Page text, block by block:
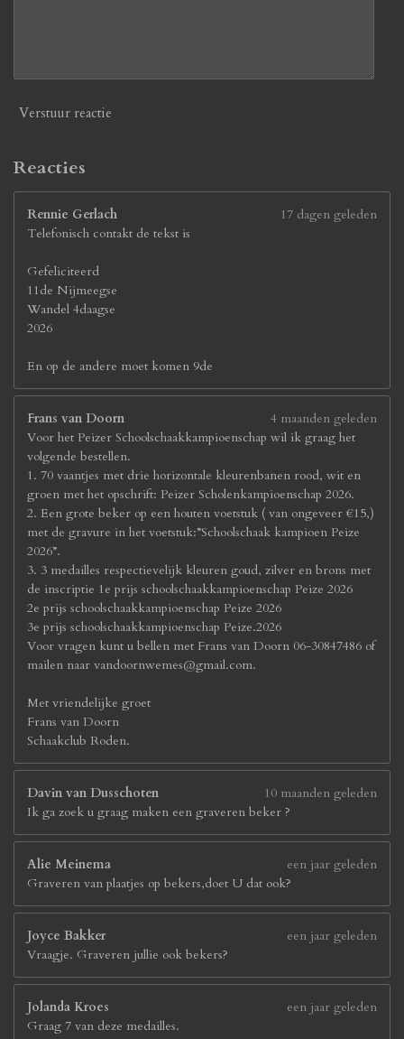
e
Verstuur reactie
Reacties
Rennie Gerlach
17 dagen geleden
Telefonisch contakt de tekst is
Gefeliciteerd
11de Nijmeegse
Wandel 4daagse
2026
En op de andere moet komen 9de
Frans van Doorn
4 maanden geleden
Voor het Peizer Schoolschaakkampioenschap wil ik graag het
volgende bestellen.
1. 70 vaantjes met drie horizontale kleurenbanen rood, wit en
groen met het opschrift: Peizer Scholenkampioenschap 2026.
2. Een grote beker op een houten voetstuk ( van ongeveer €15,)
met de gravure in het voetstuk:”Schoolschaak kampioen Peize
2026”.
3. 3 medailles respectievelijk kleuren goud, zilver en brons met
de inscriptie 1e prijs schoolschaakkampioenschap Peize 2026
2e prijs schoolschaakkampioenschap Peize 2026
3e prijs schoolschaakkampioenschap Peize.2026
Voor vragen kunt u bellen met Frans van Doorn 06-30847486 of
mailen naar vandoornwemes@gmail.com.
Met vriendelijke groet
Frans van Doorn
Schaakclub Roden.
Davin van Dusschoten
10 maanden geleden
Ik ga zoek u graag maken een graveren beker ?
Alie Meinema
een jaar geleden
Graveren van plaatjes op bekers,doet U dat ook?
Joyce Bakker
een jaar geleden
Vraagje. Graveren jullie ook bekers?
Jolanda Kroes
een jaar geleden
Graag 7 van deze medailles.